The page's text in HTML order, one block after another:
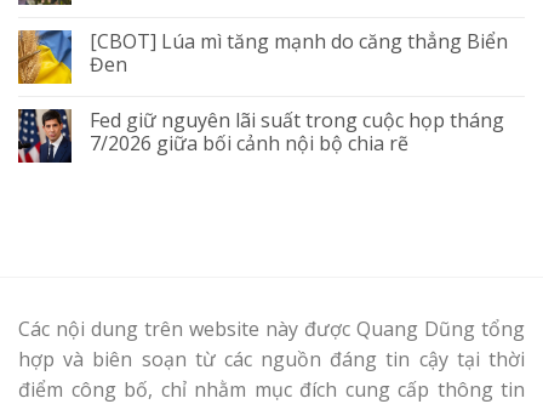
[CBOT] Lúa mì tăng mạnh do căng thẳng Biển
Đen
Fed giữ nguyên lãi suất trong cuộc họp tháng
7/2026 giữa bối cảnh nội bộ chia rẽ
Các nội dung trên website này được Quang Dũng tổng
hợp và biên soạn từ các nguồn đáng tin cậy tại thời
điểm công bố, chỉ nhằm mục đích cung cấp thông tin